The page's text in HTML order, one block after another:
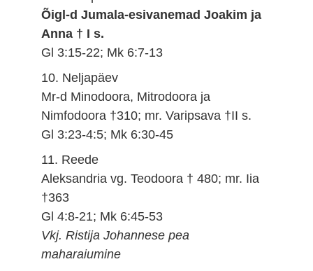
Õigl-d Jumala-esivanemad Joakim ja
Anna † I s.
Gl 3:15-22; Mk 6:7-13
10. Neljapäev
Mr-d Minodoora, Mitrodoora ja
Nimfodoora †310; mr. Varipsava †II s.
Gl 3:23-4:5; Mk 6:30-45
11. Reede
Aleksandria vg. Teodoora † 480; mr. Iia
†363
Gl 4:8-21; Mk 6:45-53
Vkj. Ristija Johannese pea
maharaiumine